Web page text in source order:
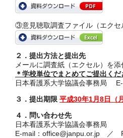
③意見聴取調査ファイル（エクセ
２．提出方法と提出先
メールに調査紙（エクセル）を添
＊学校単位でまとめてご提出くだ
日本看護系大学協議会事務局
３．提出期限 平成30年1月8日（
４．問い合わせ先
日本看護系大学協議会事務局
E-mail：office@janpu.or.jp ／